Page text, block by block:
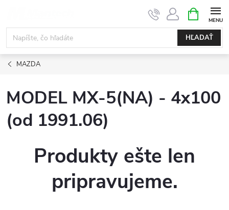
obsah
HĽADAŤ
KOŠÍK
MAZDA
MODEL MX-5(NA) - 4x100
(od 1991.06)
Produkty ešte len
pripravujeme.